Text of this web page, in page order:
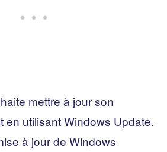
mettre à jour son
en utilisant Windows Update.
à jour de Windows